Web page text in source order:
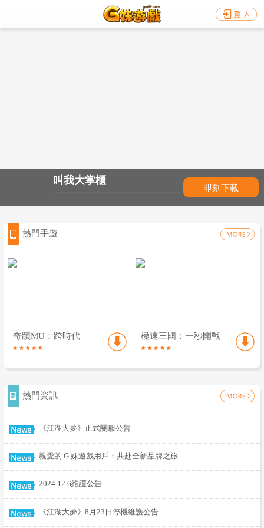
叫我大掌櫃
即刻下載
熱門手遊
奇蹟MU：跨時代 極速三國：一秒開戰
熱門資訊
《江湖大夢》正式關服公告
親愛的 G 妹遊戲用戶：共赴全新品牌之旅
2024.12.6維護公告
《江湖大夢》8月23日停機維護公告